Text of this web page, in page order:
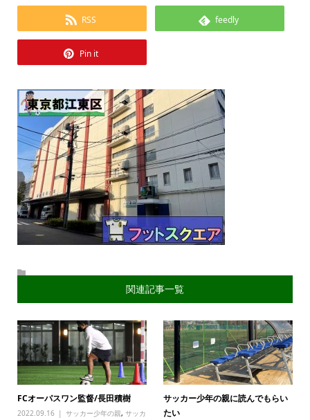
RSS feedly
Pin it
関連記事一覧
FCオーパスワン監督/長田積樹
2022.09.16 サッカー少年の親, サッカ
サッカー少年の親に読んでもらい
たい